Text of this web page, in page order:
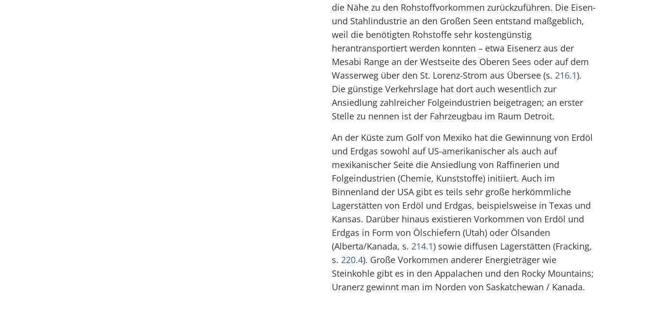
die Nähe zu den Rohstoffvorkommen zurückzuführen. Die Eisen-
und Stahlindustrie an den Großen Seen entstand maßgeblich,
weil die benötigten Rohstoffe sehr kostengünstig
herantransportiert werden konnten – etwa Eisenerz aus der
Mesabi Range an der Westseite des Oberen Sees oder auf dem
Wasserweg über den St. Lorenz-Strom aus Übersee (s. 216.1).
Die günstige Verkehrslage hat dort auch wesentlich zur
Ansiedlung zahlreicher Folgeindustrien beigetragen; an erster
Stelle zu nennen ist der Fahrzeugbau im Raum Detroit.
An der Küste zum Golf von Mexiko hat die Gewinnung von Erdöl
und Erdgas sowohl auf US-amerikanischer als auch auf
mexikanischer Seite die Ansiedlung von Raffinerien und
Folgeindustrien (Chemie, Kunststoffe) initiiert. Auch im
Binnenland der USA gibt es teils sehr große herkömmliche
Lagerstätten von Erdöl und Erdgas, beispielsweise in Texas und
Kansas. Darüber hinaus existieren Vorkommen von Erdöl und
Erdgas in Form von Ölschiefern (Utah) oder Ölsanden
(Alberta/Kanada, s. 214.1) sowie diffusen Lagerstätten (Fracking,
s. 220.4). Große Vorkommen anderer Energieträger wie
Steinkohle gibt es in den Appalachen und den Rocky Mountains;
Uranerz gewinnt man im Norden von Saskatchewan / Kanada.